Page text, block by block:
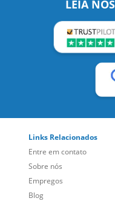
Entre em contato
Sobre nós
Empregos
Blog
Social